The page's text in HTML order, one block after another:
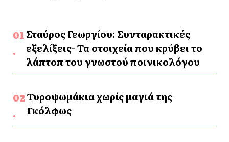
Σταύρος Γεωργίου: Συνταρακτικές
εξελίξεις- Τα στοιχεία που κρύβει το
λάπτοπ του γνωστού ποινικολόγου
Τυροψωμάκια χωρίς μαγιά της
Γκόλφως